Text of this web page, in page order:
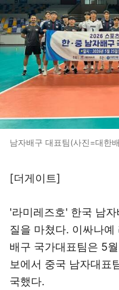
남자배구 대표팀(사진=대한
[더게이트]
'라미레즈호' 한국 남
질을 마쳤다. 이싸나
배구 국가대표팀은 5
보에서 중국 남자대표
국했다.